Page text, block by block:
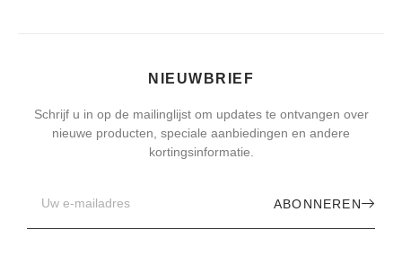
NIEUWBRIEF
Schrijf u in op de mailinglijst om updates te ontvangen over
nieuwe producten, speciale aanbiedingen en andere
kortingsinformatie.
ABONNEREN